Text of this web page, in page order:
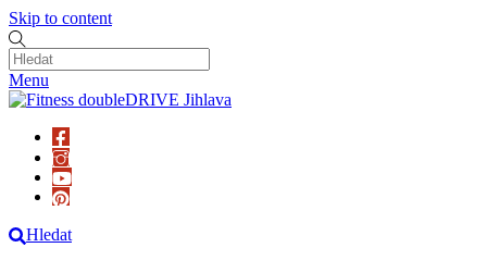
Skip to content
Menu
Hledat